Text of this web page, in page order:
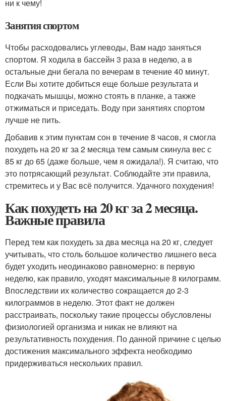
ни к чему!
Занятия спортом
Чтобы расходовались углеводы, Вам надо заняться
спортом. Я ходила в бассейн 3 раза в неделю, а в
остальные дни бегала по вечерам в течение 40 минут.
Если Вы хотите добиться еще больше результата и
подкачать мышцы, можно стоять в планке, а также
отжиматься и приседать. Воду при занятиях спортом
лучше не пить.
Добавив к этим пунктам сон в течение 8 часов, я смогла
похудеть на 20 кг за 2 месяца тем самым скинула вес с
85 кг до 65 (даже больше, чем я ожидала!). Я считаю, что
это потрясающий результат. Соблюдайте эти правила,
стремитесь и у Вас всё получится. Удачного похудения!
Как похудеть на 20 кг за 2 месяца.
Важные правила
Перед тем как похудеть за два месяца на 20 кг, следует
учитывать, что столь большое количество лишнего веса
будет уходить неодинаково равномерно: в первую
неделю, как правило, уходят максимальные 8 килограмм.
Впоследствии их количество сокращается до 2-3
килограммов в неделю. Этот факт не должен
расстраивать, поскольку такие процессы обусловлены
физиологией организма и никак не влияют на
результативность похудения. По данной причине с целью
достижения максимального эффекта необходимо
придерживаться нескольких правил.